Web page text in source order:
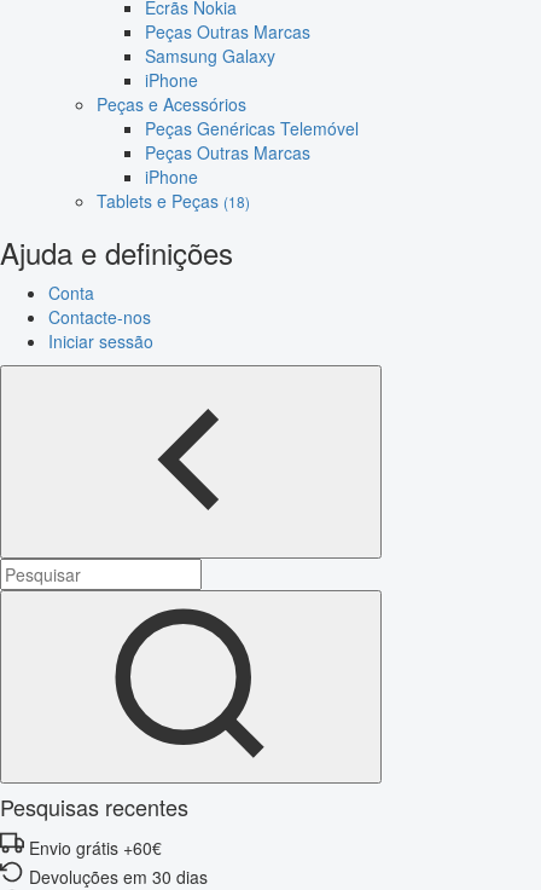
Ecrãs Nokia
Peças Outras Marcas
Samsung Galaxy
iPhone
Peças e Acessórios
Peças Genéricas Telemóvel
Peças Outras Marcas
iPhone
Tablets e Peças (18)
Ajuda e definições
Conta
Contacte-nos
Iniciar sessão
Pesquisas recentes
Envio grátis +60€
Devoluções em 30 dias